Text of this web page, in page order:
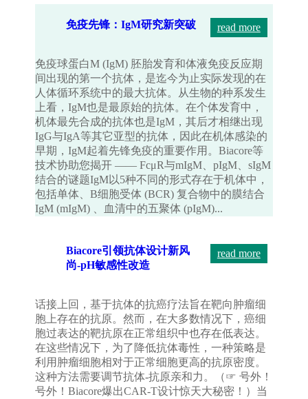
免疫先锋：IgM研究新突破
免疫球蛋白M (IgM) 胚胎发育和体液免疫反应期
间出现的第一个抗体，是迄今为止实际发现的在
人体循环系统中的最大抗体。从生物的种系发生
上看，IgM也是最原始的抗体。在个体发育中，
机体最先合成的抗体也是IgM，其后才相继出现
IgG与IgA等其它亚型的抗体，因此在机体感染的
早期，IgM起着先锋免疫的重要作用。Biacore等
技术协助您揭开 —— FcμR与mIgM、pIgM、sIgM
结合的谜题IgM以5种不同的形式存在于机体中，
包括单体、B细胞受体 (BCR) 复合物中的膜结合
IgM (mIgM) 、血清中的五聚体 (pIgM)...
read more
Biacore引领抗体设计新风
尚-pH敏感性改造
话接上回，基于抗体的抗癌疗法旨在靶向肿瘤细
胞上存在的抗原。然而，在大多数情况下，癌细
胞过表达的靶抗原在正常组织中也存在低表达。
在这些情况下，为了降低抗体毒性，一种策略是
利用肿瘤细胞相对于正常细胞更高的抗原密度。
这种方法需要调节抗体-抗原亲和力。（☞ 号外！
号外！Biacore爆出CAR-T设计惊天大秘密！）当
read more